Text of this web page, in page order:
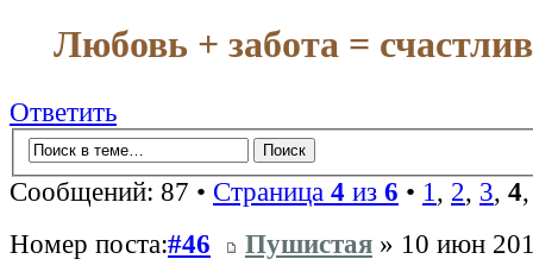
Любовь + забота =
Ответить
Сообщений: 87 • Страница 4 из 6 • 1 , 2, 3, 4
Номер поста:#46 Пушистая » 10 июн